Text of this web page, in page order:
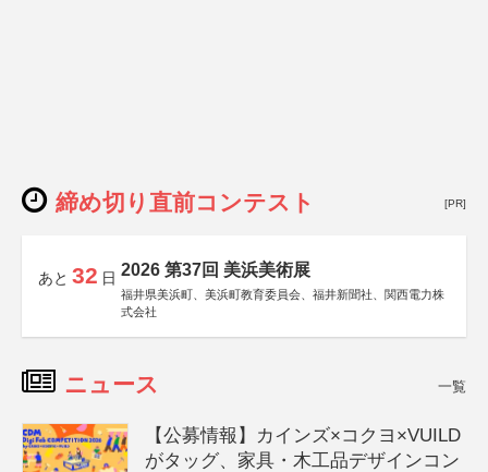
締め切り直前コンテスト [PR]
あと 32 日 2026 第37回 美浜美術展
福井県美浜町、美浜町教育委員会、福井新聞社、関西電力株
式会社
ニュース 一覧
【公募情報】カインズ×コクヨ×VUILD
がタッグ、家具・木工品デザインコン